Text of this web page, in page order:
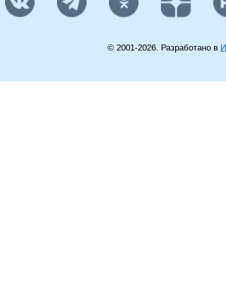
© 2001-2026. Разработано в